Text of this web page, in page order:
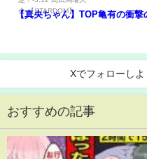
【真央ちゃん】TOP亀有の衝
Xでフォローしよ
おすすめの記事